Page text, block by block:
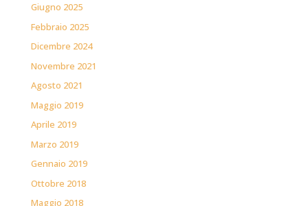
Giugno 2025
Febbraio 2025
Dicembre 2024
Novembre 2021
Agosto 2021
Maggio 2019
Aprile 2019
Marzo 2019
Gennaio 2019
Ottobre 2018
Maggio 2018